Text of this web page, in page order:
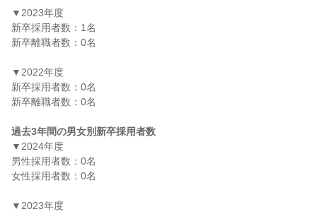
▼2023年度
新卒採用者数：1名
新卒離職者数：0名
▼2022年度
新卒採用者数：0名
新卒離職者数：0名
過去3年間の男女別新卒採用者数
▼2024年度
男性採用者数：0名
女性採用者数：0名
▼2023年度